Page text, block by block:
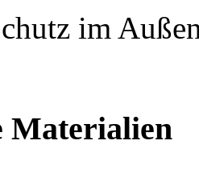
im
Materialien